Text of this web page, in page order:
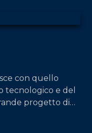
con quello
tecnologico e del
progetto di